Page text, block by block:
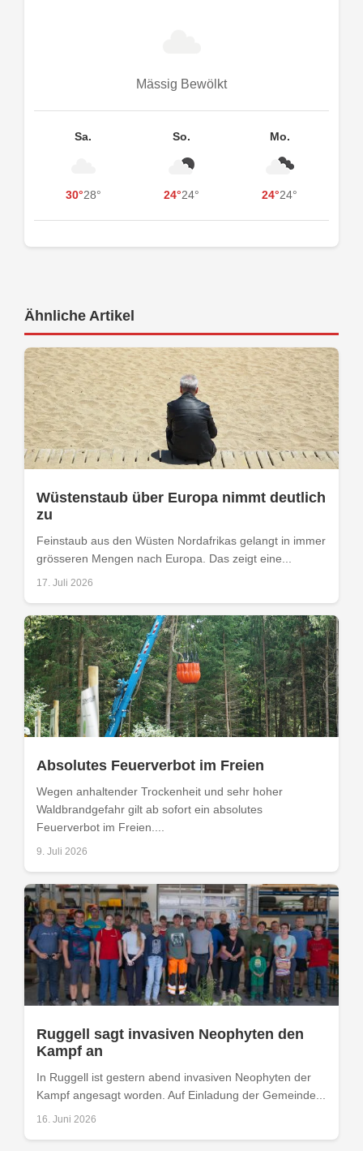
Mässig Bewölkt
Sa.
30°28°
So.
24°24°
Mo.
24°24°
Ähnliche Artikel
Wüstenstaub über Europa nimmt deutlich
zu
Feinstaub aus den Wüsten Nordafrikas gelangt in immer
grösseren Mengen nach Europa. Das zeigt eine...
17. Juli 2026
Absolutes Feuerverbot im Freien
Wegen anhaltender Trockenheit und sehr hoher
Waldbrandgefahr gilt ab sofort ein absolutes
Feuerverbot im Freien....
9. Juli 2026
Ruggell sagt invasiven Neophyten den
Kampf an
In Ruggell ist gestern abend invasiven Neophyten der
Kampf angesagt worden. Auf Einladung der Gemeinde...
16. Juni 2026